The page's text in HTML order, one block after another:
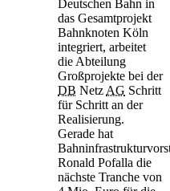
Deutschen Bahn in
das Gesamtprojekt
Bahnknoten Köln
integriert, arbeitet
die Abteilung
Großprojekte bei der
DB Netz AG Schritt
für Schritt an der
Realisierung.
Gerade hat
Ronald Pofalla die
nächste Tranche von